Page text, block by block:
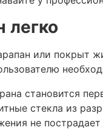
легко
или покрыт
становится
стекла из
не пострадает